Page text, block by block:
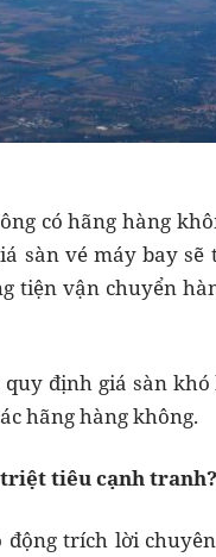
có hãng hàng
sàn vé máy bay
tiện vận chuyển
quy định giá sàn
hãng hàng không.
triệt tiêu cạnh tranh?
trích lời